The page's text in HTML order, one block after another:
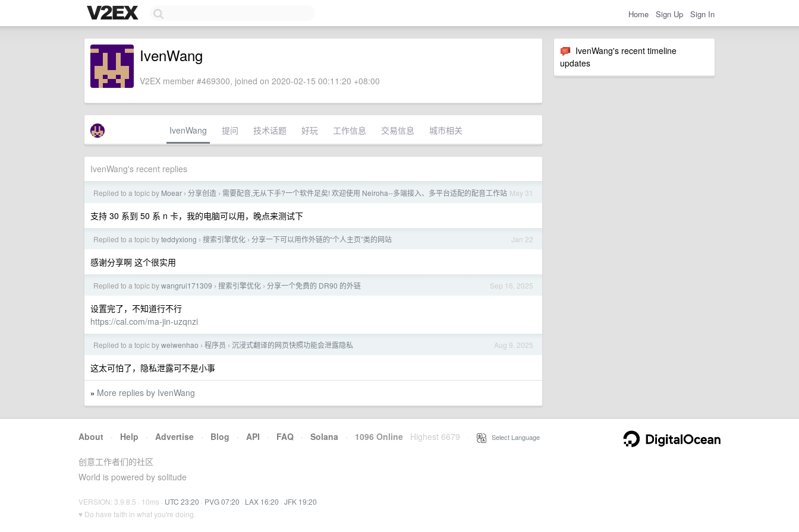
Home Sign Up Sign In
IvenWang's recent timeline
updates
IvenWang
V2EX member #469300, joined on 2020-02-15 00:11:20 +08:00
IvenWang 提问 技术话题 好玩 工作信息 交易信息 城市相关
IvenWang's recent replies
May 31
Replied to a topic by Moear › 分享创造 › 需要配音,无从下手?一个软件足矣! 欢迎使用 Neiroha--多端接入、多平台适配的配音工作站
支持 30 系到 50 系 n 卡，我的电脑可以用，晚点来测试下
Jan 22
Replied to a topic byteddyxiong › 搜索引擎优化 › 分享一下可以用作外链的“个人主页”类的网站
感谢分享啊 这个很实用
Sep 16, 2025
Replied to a topic bywangrui171309 › 搜索引擎优化 › 分享一个免费的 DR90 的外链
设置完了，不知道行不行
https://cal.com/ma-jin-uzqnzi
Aug 9, 2025
Replied to a topic byweiwenhao › 程序员 › 沉浸式翻译的网页快照功能会泄露隐私
这太可怕了，隐私泄露可不是小事
» More replies by IvenWang
About · Help · Advertise · Blog · API · FAQ · Solana · 1096 Online Highest 6679 Select Language
创意工作者们的社区
World is powered by solitude
VERSION: 3.9.8.5 · 10ms · UTC 23:20 · PVG 07:20 · LAX 16:20 · JFK 19:20
♥ Do have faith in what you're doing.